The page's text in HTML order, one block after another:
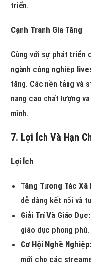
triển.
Cạnh Tranh Gia Tăng
Cùng với sự phát triển
ngành công nghiệp
tăng. Các nền tảng và
nâng cao chất lượng
mình.
7. Lợi Ích Và Hạn
Lợi Ích
Tăng Tương Tác Xã
dễ dàng kết nối và
Giải Trí Và Giáo Dục:
giáo dục phong phú.
Cơ Hội Nghề Nghiệp:
mới cho các